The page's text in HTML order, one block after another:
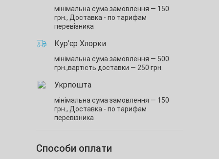
мінімальна сума замовлення — 150
грн., Доставка - по тарифам
перевізника
Кур’єр Хлорки
мінімальна сума замовлення — 500
грн.,вартість доставки — 250 грн.
Укрпошта
мінімальна сума замовлення — 150
грн., Доставка - по тарифам
перевізника
Способи оплати